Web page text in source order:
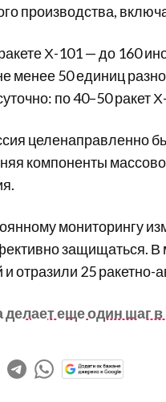
производства,
Х-101 — до 160
менее 50 единиц
по 40–50 ракет
целенаправленно
компоненты
мониторингу
защищаться. В
отразили 25 ракетно-
делает еще один шаг